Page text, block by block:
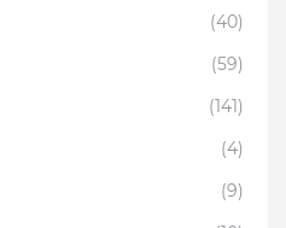
(40)
(59)
(141)
(4)
(9)